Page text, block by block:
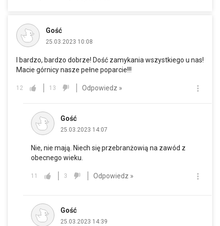
Gość
25.03.2023 10:08
I bardzo, bardzo dobrze! Dość zamykania wszystkiego u nas!
Macie górnicy nasze pełne poparcie!!!
12 13 Odpowiedz »
Gość
25.03.2023 14:07
Nie, nie mają. Niech się przebranżowią na zawód z
obecnego wieku.
11 3 Odpowiedz »
Gość
25.03.2023 14:39